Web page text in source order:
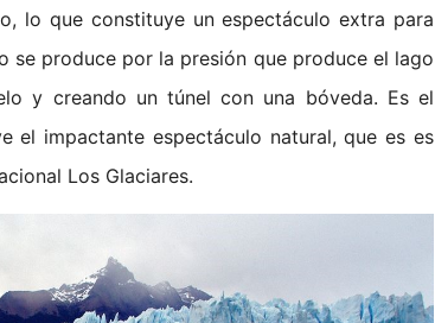
lo que constituye un espectáculo extra para
se produce por la presión que produce el lago
y creando un túnel con una bóveda. Es el
el impactante espectáculo natural, que es es
Los Glaciares.